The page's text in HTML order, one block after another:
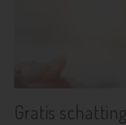
Gratis schatting